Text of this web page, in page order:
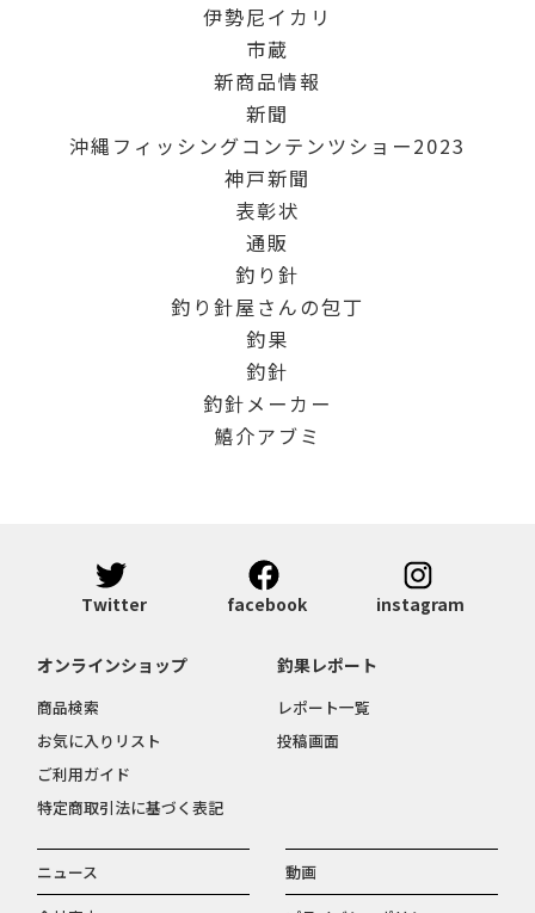
伊勢尼イカリ
市蔵
新商品情報
新聞
沖縄フィッシングコンテンツショー2023
神戸新聞
表彰状
通販
釣り針
釣り針屋さんの包丁
釣果
釣針
釣針メーカー
鱚介アブミ
Twitter facebook instagram
ニュース
動画
オンラインショップ
商品検索
お気に入りリスト
ご利用ガイド
特定商取引法に基づく表記
釣果レポート
レポート一覧
投稿画面